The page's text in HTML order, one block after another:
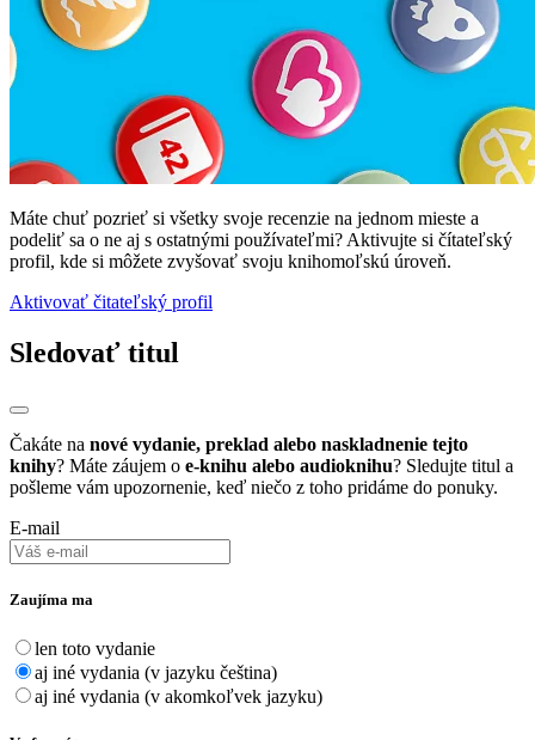
Máte chuť pozrieť si všetky svoje recenzie na jednom mieste a
podeliť sa o ne aj s ostatnými používateľmi? Aktivujte si čítateľský
profil, kde si môžete zvyšovať svoju knihomoľskú úroveň.
Aktivovať čitateľský profil
Sledovať titul
Čakáte na nové vydanie, preklad alebo naskladnenie tejto
knihy? Máte záujem o e-knihu alebo audioknihu? Sledujte titul a
pošleme vám upozornenie, keď niečo z toho pridáme do ponuky.
E-mail
Zaujíma ma
len toto vydanie
aj iné vydania (v jazyku čeština)
aj iné vydania (v akomkoľvek jazyku)